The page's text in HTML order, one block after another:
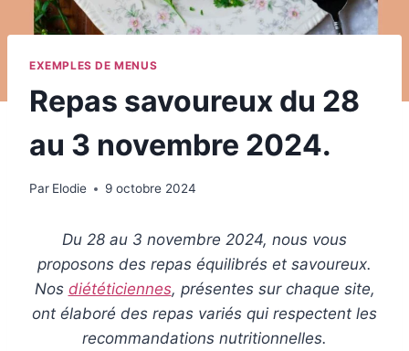
EXEMPLES DE MENUS
Repas savoureux du 28
au 3 novembre 2024.
Par Elodie 9 octobre 2024
Du 28 au 3 novembre 2024, nous vous
proposons des repas équilibrés et savoureux.
Nos diététiciennes, présentes sur chaque site,
ont élaboré des repas variés qui respectent les
recommandations nutritionnelles.